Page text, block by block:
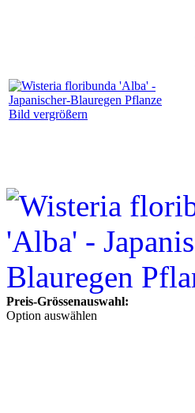
Bild vergrößern
Preis-Grössenauswahl:
Option auswählen